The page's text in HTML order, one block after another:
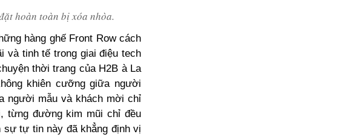
hoàn toàn bị xóa nhòa.
hàng ghế Front Row cách
và tinh tế trong giai điệu tech
thời trang của H2B à La
khiên cưỡng giữa người
người mẫu và khách mời chỉ
từng đường kim mũi chỉ đều
tự tin này đã khẳng định vị